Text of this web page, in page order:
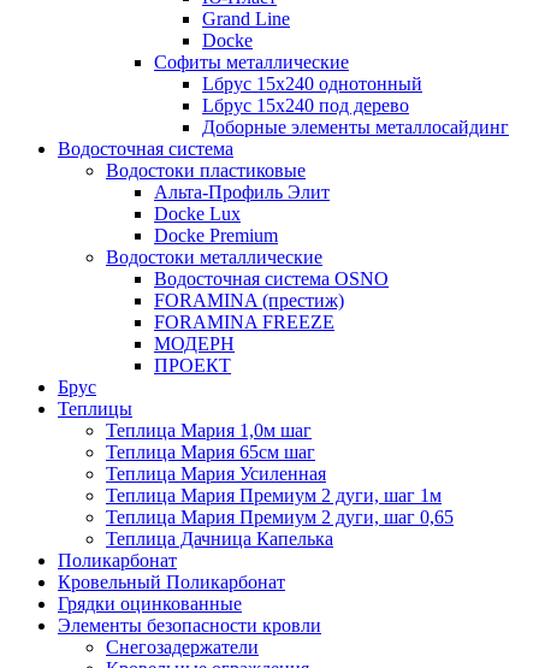
Grand Line
Docke
Софиты металлические
Lбрус 15x240 однотонный
Lбрус 15x240 под дерево
Доборные элементы металлосайдинг
Водосточная система
Водостоки пластиковые
Альта-Профиль Элит
Docke Lux
Docke Premium
Водостоки металлические
Водосточная система OSNO
FORAMINA (престиж)
FORAMINA FREEZE
МОДЕРН
ПРОЕКТ
Брус
Теплицы
Теплица Мария 1,0м шаг
Теплица Мария 65см шаг
Теплица Мария Усиленная
Теплица Мария Премиум 2 дуги, шаг 1м
Теплица Мария Премиум 2 дуги, шаг 0,65
Теплица Дачница Капелька
Поликарбонат
Кровельный Поликарбонат
Грядки оцинкованные
Элементы безопасности кровли
Снегозадержатели